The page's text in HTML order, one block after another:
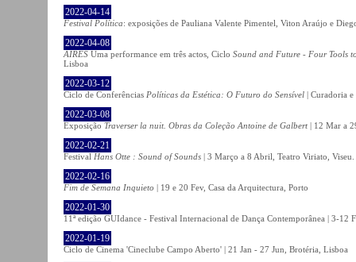
2022-04-14
Festival Política: exposições de Pauliana Valente Pimentel, Viton Araújo e
2022-04-08
AIRES Uma performance em três actos, Ciclo Sound and Future - Four Tools
Lisboa
2022-03-12
Ciclo de Conferências Políticas da Estética: O Futuro do Sensível | Curadoria
2022-03-08
Exposição Traverser la nuit. Obras da Coleção Antoine de Galbert | 12 Mar a
2022-02-21
Festival Hans Otte : Sound of Sounds | 3 Março a 8 Abril, Teatro Viriato, Viseu.
2022-02-16
Fim de Semana Inquieto | 19 e 20 Fev, Casa da Arquitectura, Porto
2022-01-30
11ª edição GUIdance - Festival Internacional de Dança Contemporânea | 3-12
2022-01-19
Ciclo de Cinema 'Cineclube Campo Aberto' | 21 Jan - 27 Jun, Brotéria, Lisboa